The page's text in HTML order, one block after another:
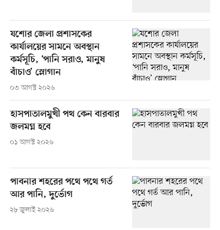
যশোর জেলা প্রশাসকের
কার্যালয়ের সামনে অবস্থান
কর্মসূচি, ‘পানি সরাও, মানুষ
বাঁচাও’ স্লোগান
০৩ আগস্ট ২০২৬
হাসপাতালমুখী পথ কেন বারবার
জলমগ্ন হবে
০১ আগস্ট ২০২৬
পাবনার শহরের পথে পথে গর্ত
আর পানি, দুর্ভোগ
২৮ জুলাই ২০২৬